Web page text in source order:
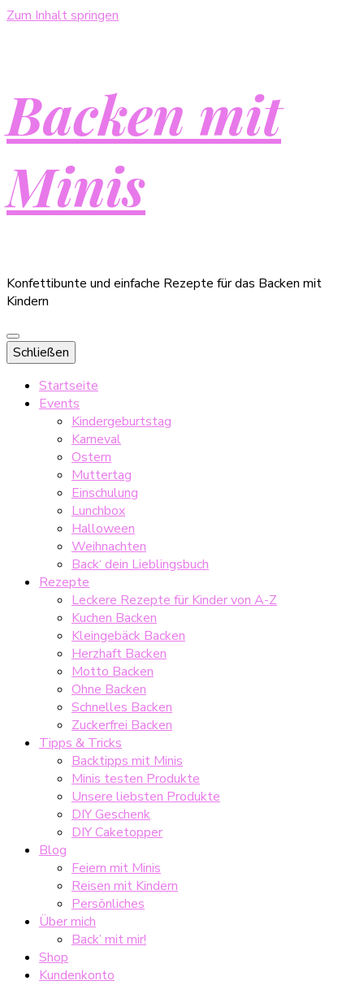
Zum Inhalt springen
Backen mit
Minis
Konfettibunte und einfache Rezepte für das Backen mit
Kindern
Schließen
Startseite
Events
Kindergeburtstag
Karneval
Ostern
Muttertag
Einschulung
Lunchbox
Halloween
Weihnachten
Back‘ dein Lieblingsbuch
Rezepte
Leckere Rezepte für Kinder von A-Z
Kuchen Backen
Kleingebäck Backen
Herzhaft Backen
Motto Backen
Ohne Backen
Schnelles Backen
Zuckerfrei Backen
Tipps & Tricks
Backtipps mit Minis
Minis testen Produkte
Unsere liebsten Produkte
DIY Geschenk
DIY Caketopper
Blog
Feiern mit Minis
Reisen mit Kindern
Persönliches
Über mich
Back’ mit mir!
Shop
Kundenkonto